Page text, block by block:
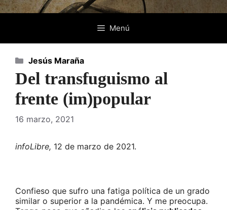
Menú
Del transfuguismo al
frente (im)popular
16 marzo, 2021
infoLibre, 12 de marzo de 2021.
Confieso que sufro una fatiga política de un grado
similar o superior a la pandémica. Y me preocupa.
Categorías
Jesús Maraña